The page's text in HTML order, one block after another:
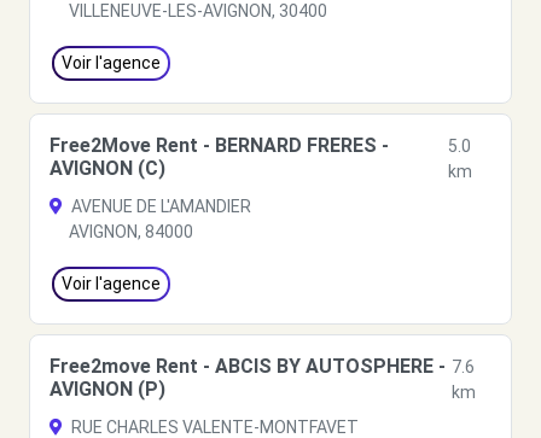
VILLENEUVE-LES-AVIGNON, 30400
Voir l'agence
Free2Move Rent - BERNARD FRERES -
AVIGNON (C)
5.0
km
AVENUE DE L'AMANDIER
AVIGNON, 84000
Voir l'agence
Free2move Rent - ABCIS BY AUTOSPHERE -
AVIGNON (P)
7.6
km
RUE CHARLES VALENTE-MONTFAVET